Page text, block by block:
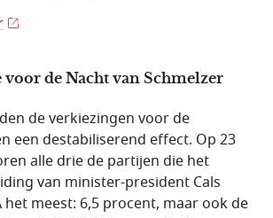
de Nacht van Schmelzer
de verkiezingen voor de
een destabiliserend effect. Op 23
alle drie de partijen die het
van minister-president Cals
het meest: 6,5 procent, maar ook de